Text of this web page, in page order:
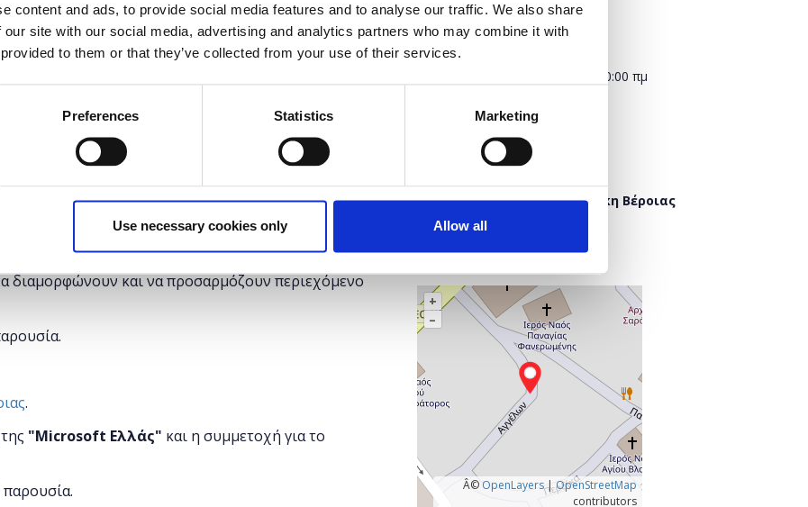
content and ads, to provide social media features and to analyse our traffic. We also share
our site with our social media, advertising and analytics partners who may combine it with
to them or that they’ve collected from your use of their services.
Preferences Statistics Marketing
Use necessary cookies only Allow all
Ποσότητα
Η περίοδος εγγραφών
έχει λήξει.
συμμετέχοντες πώς μπορούν να δημιουργήσουν
περιεχόμενο, στην πλατφόρμα του WordPress, να
διαμορφώνουν και να προσαρμόζουν περιεχόμενο
.
"Microsoft Ελλάς" και η συμμετοχή για το
Πότε;
10:00 πμ
Προσθήκη στο ημερολόγιό σας
Δημόσια Κεντρική Βιβλιοθήκη Βέροιας
Έλλης 8
Ημαθία, Ελλάδα
+
–
Â© OpenLayers|OpenStreetMap
contributors